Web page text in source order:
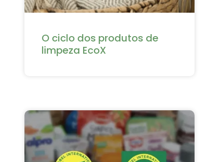
O ciclo dos produtos de
limpeza EcoX